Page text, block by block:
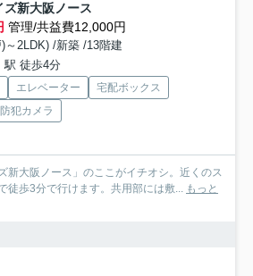
ズ新大阪ノース
管理/共益費12,000円
～2LDK) /新築 /13階建
駅 徒歩4分
エレベーター
宅配ボックス
防犯カメラ
新大阪ノース」のここがイチオシ。近くのス
徒歩3分で行けます。共用部には敷... もっと